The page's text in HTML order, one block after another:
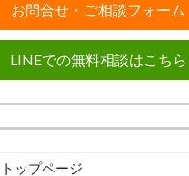
お問合せ・ご相談フォーム
LINEでの無料相談はこちら
トップページ